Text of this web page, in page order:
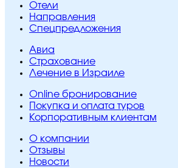
Отели
Направления
Спецпредложения
Авиа
Страхование
Лечение в Израиле
Online бронирование
Покупка и оплата туров
Корпоративным клиентам
O компании
Отзывы
Новости